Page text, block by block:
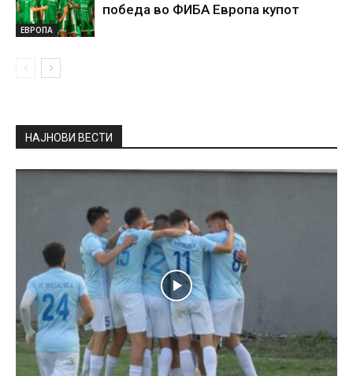
ЕВРОПА
победа во ФИБА Европа купот
НАЈНОВИ ВЕСТИ